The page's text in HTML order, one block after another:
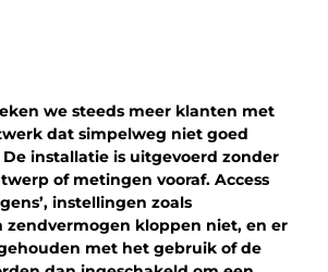
we steeds meer klanten met
dat simpelweg niet goed
installatie is uitgevoerd zonder
of metingen vooraf. Access
instellingen zoals
zendvermogen kloppen niet, en er
met het gebruik of de